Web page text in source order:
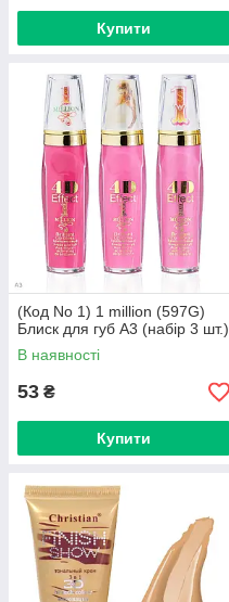
Купити
(Код No 1) 1 million (597G)
Блиск для губ A3 (набір 3 шт.)
В наявності
53 ₴
Купити